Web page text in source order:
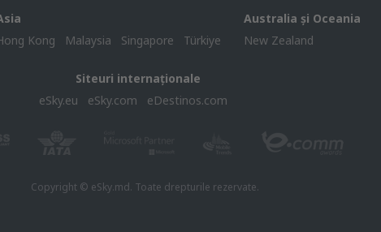
Kong
Malaysia Singapore Türkiye
Australia și Oceania
New Zealand
Siteuri internaționale
eSky.eu
eSky.com eDestinos.com
Copyright © eSky.md. Toate drepturile rezervate.